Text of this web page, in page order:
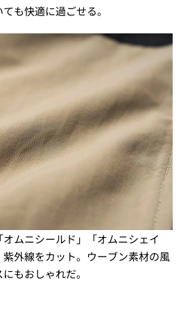
も快適に過ごせる。
ムニシールド」「オムニシェイ
外線をカット。ウーブン素材の風
もおしゃれだ。